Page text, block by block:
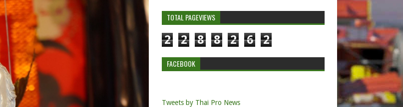
TOTAL PAGEVIEWS
2 2 8 8 2 6 2
FACEBOOK
Tweets by Thai Pro News